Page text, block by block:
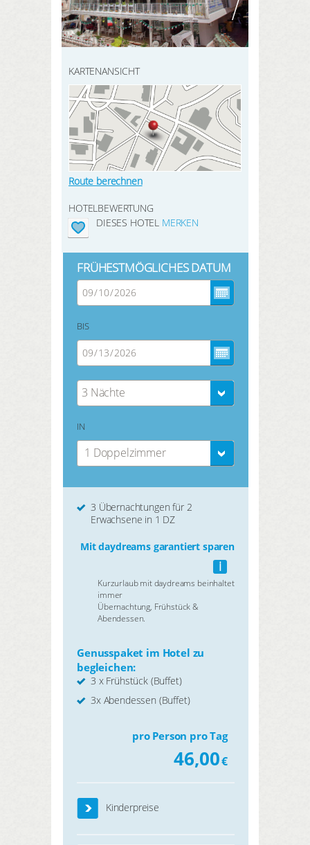
HIER REGISTRIEREN
Meine Buchungen
Meine Produkte
Meine Hotels
ANMELDEN
SUCHEN
KARTENANSICHT
Route berechnen
HOTELBEWERTUNG
DIESES HOTEL MERKEN
FRÜHESTMÖGLICHES DATUM
BIS
3 Nächte
IN
1 Doppelzimmer
3 Übernachtungen für 2
Erwachsene in 1 DZ
Mit daydreams garantiert sparen
i
Kurzurlaub mit daydreams beinhaltet
immer
Übernachtung, Frühstück &
Abendessen.
Genusspaket im Hotel zu
begleichen:
3 x Frühstück (Buffet)
3x Abendessen (Buffet)
pro Person pro Tag
46,00€
Kinderpreise